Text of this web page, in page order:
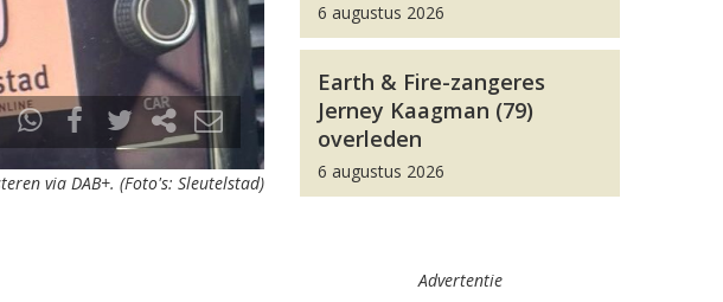
via DAB+. (Foto's: Sleutelstad)
6 augustus 2026
Earth & Fire-zangeres
Jerney Kaagman (79)
overleden
6 augustus 2026
Advertentie